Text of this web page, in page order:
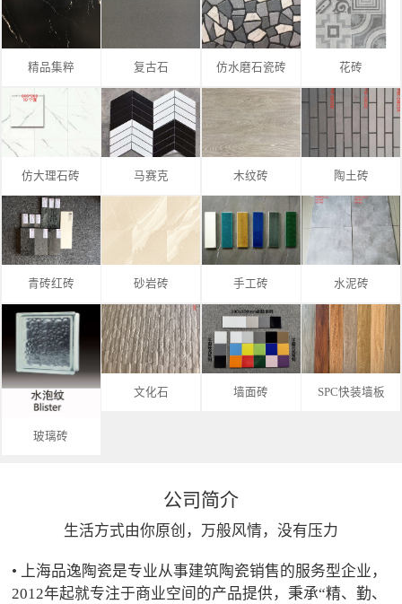
精品集粹 复古石 仿水磨石瓷砖 花砖
仿大理石砖 马赛克 木纹砖 陶土砖
青砖红砖 砂岩砖 手工砖 水泥砖
玻璃砖
文化石 墙面砖 SPC快装墙板
公司简介
生活方式由你原创，万般风情，没有压力
• 上海品逸陶瓷是专业从事建筑陶瓷销售的服务型企业，
2012年起就专注于商业空间的产品提供，秉承“精、勤、